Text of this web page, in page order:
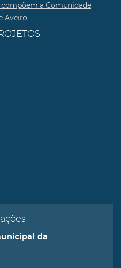
a Comunidade
Aveiro
da